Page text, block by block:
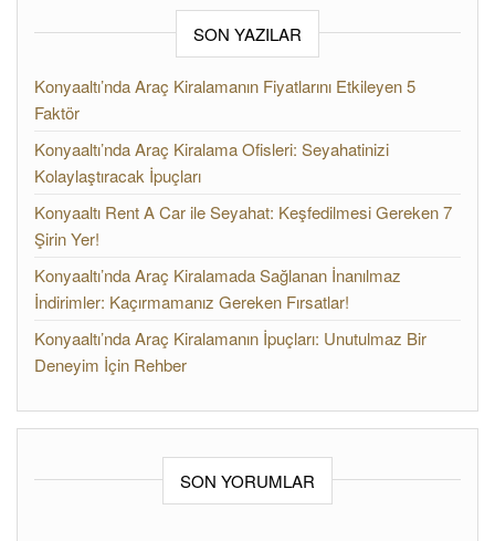
SON YAZILAR
Konyaaltı’nda Araç Kiralamanın Fiyatlarını Etkileyen 5
Faktör
Konyaaltı’nda Araç Kiralama Ofisleri: Seyahatinizi
Kolaylaştıracak İpuçları
Konyaaltı Rent A Car ile Seyahat: Keşfedilmesi Gereken 7
Şirin Yer!
Konyaaltı’nda Araç Kiralamada Sağlanan İnanılmaz
İndirimler: Kaçırmamanız Gereken Fırsatlar!
Konyaaltı’nda Araç Kiralamanın İpuçları: Unutulmaz Bir
Deneyim İçin Rehber
SON YORUMLAR